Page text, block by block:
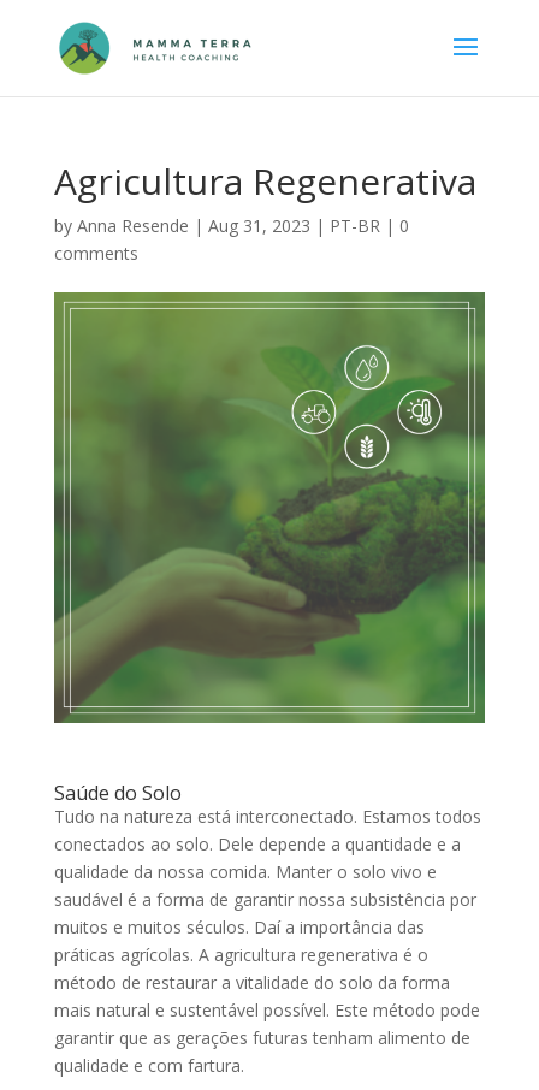
Agricultura Regenerativa
by Anna Resende | Aug 31, 2023 | PT-BR| 0
comments
Saúde do Solo
Tudo na natureza está interconectado. Estamos todos
conectados ao solo. Dele depende a quantidade e a
qualidade da nossa comida. Manter o solo vivo e
saudável é a forma de garantir nossa subsistência por
muitos e muitos séculos. Daí a importância das
práticas agrícolas. A agricultura regenerativa é o
método de restaurar a vitalidade do solo da forma
mais natural e sustentável possível. Este método pode
garantir que as gerações futuras tenham alimento de
qualidade e com fartura.